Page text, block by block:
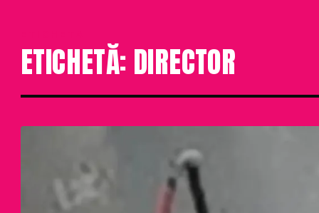
ETICHETĂ: DIRECTOR